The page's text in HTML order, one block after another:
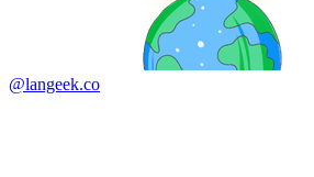
@langeek.co